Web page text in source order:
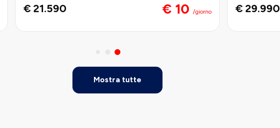
€ 21.590 € 10 /giorno € 29.990
Mostra tutte